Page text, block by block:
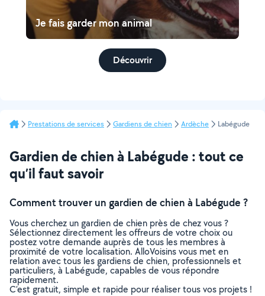
Je fais garder mon animal
Découvrir
Prestations de services Gardiens de chien Ardèche Labégude
Gardien de chien à Labégude : tout ce
qu’il faut savoir
Comment trouver un gardien de chien à Labégude ?
Vous cherchez un gardien de chien près de chez vous ?
Sélectionnez directement les offreurs de votre choix ou
postez votre demande auprès de tous les membres à
proximité de votre localisation. AlloVoisins vous met en
relation avec tous les gardiens de chien, professionnels et
particuliers, à Labégude, capables de vous répondre
rapidement.
C’est gratuit, simple et rapide pour réaliser tous vos projets !